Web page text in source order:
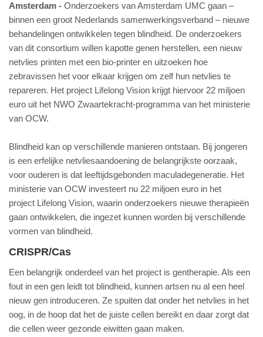
Amsterdam
Onderzoekers van Amsterdam UMC gaan –
binnen een groot Nederlands samenwerkingsverband – nieuwe
behandelingen ontwikkelen tegen blindheid. De onderzoekers
van dit consortium willen kapotte genen herstellen, een nieuw
netvlies printen met een bio-printer en uitzoeken hoe
zebravissen het voor elkaar krijgen om zelf hun netvlies te
repareren. Het project Lifelong Vision krijgt hiervoor 22 miljoen
euro uit het NWO Zwaartekracht-programma van het ministerie
van OCW.
Blindheid kan op verschillende manieren ontstaan. Bij jongeren
is een erfelijke netvliesaandoening de belangrijkste oorzaak,
voor ouderen is dat leeftijdsgebonden maculadegeneratie. Het
ministerie van OCW investeert nu 22 miljoen euro in het
project Lifelong Vision, waarin onderzoekers nieuwe therapieën
gaan ontwikkelen, die ingezet kunnen worden bij verschillende
vormen van blindheid.
CRISPR/Cas
Een belangrijk onderdeel van het project is gentherapie. Als een
fout in een gen leidt tot blindheid, kunnen artsen nu al een heel
nieuw gen introduceren. Ze spuiten dat onder het netvlies in het
oog, in de hoop dat het de juiste cellen bereikt en daar zorgt dat
die cellen weer gezonde eiwitten gaan maken.